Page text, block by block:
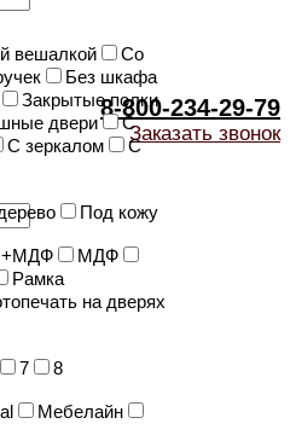
8-800-234-29-79
Заказать звонок
вешалкой
Cо
Без шкафа
Закрытые полки
двери
С
С зеркалом
С
Под кожу
МДФ
Рамка
на дверях
7
8
Мебелайн